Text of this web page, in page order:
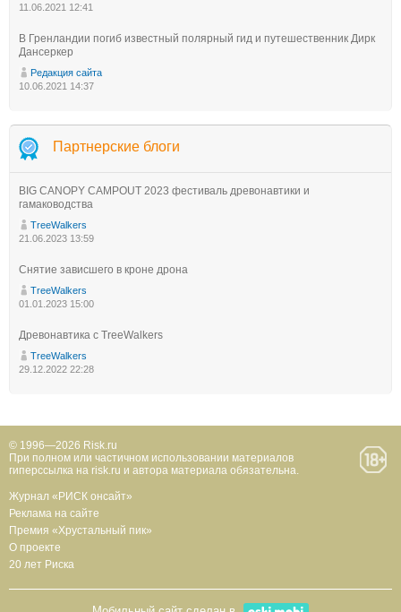
11.06.2021 12:41
В Гренландии погиб известный полярный гид и путешественник Дирк
Дансеркер
Редакция сайта
10.06.2021 14:37
Партнерские блоги
BIG CANOPY CAMPOUT 2023 фестиваль древонавтики и
гамаководства
TreeWalkers
21.06.2023 13:59
Снятие зависшего в кроне дрона
TreeWalkers
01.01.2023 15:00
Древонавтика с TreeWalkers
TreeWalkers
29.12.2022 22:28
© 1996—2026 Risk.ru
При полном или частичном использовании материалов
гиперссылка на risk.ru и автора материала обязательна.
Журнал «РИСК онсайт»
Реклама на сайте
Премия «Хрустальный пик»
О проекте
20 лет Риска